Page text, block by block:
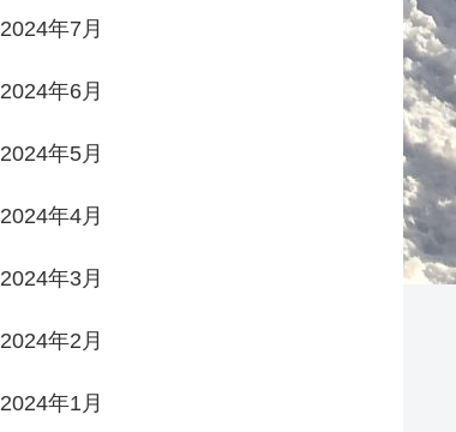
2024年7月
2024年6月
2024年5月
2024年4月
2024年3月
2024年2月
2024年1月